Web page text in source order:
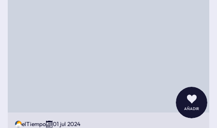
añadir
elTiempo 01 jul 2024